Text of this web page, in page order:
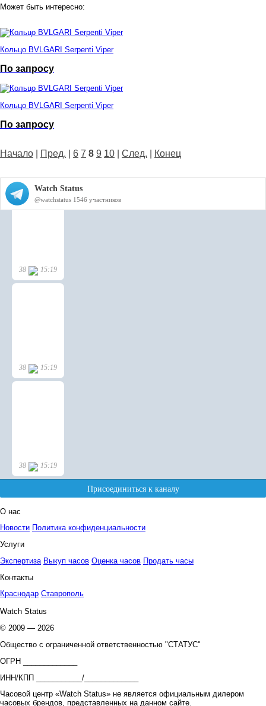
Может быть интересно:
Кольцо BVLGARI Serpenti Viper
По запросу
Кольцо BVLGARI Serpenti Viper
По запросу
Начало Пред. 6 7 8 9 10 След. Конец
О нас
Новости Политика конфиденциальности
Услуги
Экспертиза Выкуп часов Оценка часов Продать часы
Контакты
Краснодар Ставрополь
Watch Status
© 2009 — 2026
Общество с ограниченной ответственностью "СТАТУС"
ОГРН _____________
ИНН/КПП ___________/_____________
Часовой центр «Watch Status» не является официальным дилером
часовых брендов, представленных на данном сайте.